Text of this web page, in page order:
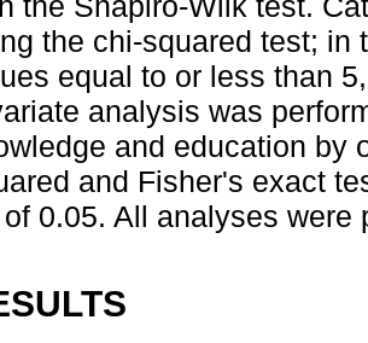
the chi-squared test; in
equal to or less than
analysis was
and education by
and Fisher's exact
0.05. All analyses were